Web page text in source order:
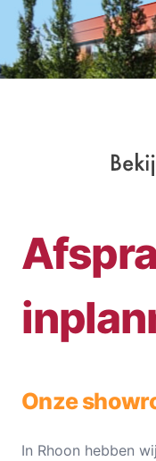
Onze
In Rhoon hebben